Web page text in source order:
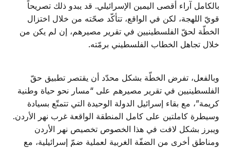
بالكامل آراء أقصى اليمين الإسرائيلي. قد يبدو ذلك تصريحاً
قويّ اللهجة، لكن في الواقع، تتأكّد صحّته من خلال اختزال
الخطّة لحقّ الفلسطينيين في تقرير مصيرهم، إن لم يكن من
خلال تجاهل الخطاب الفلسطيني برمّته.
وبالفعل، تفرض الخطّة بشكل محدّد أن يقتصر تطبيق حقّ
الفلسطينيين في تقرير مصيرهم على “مسار نحو حياة وطنية
كريمة”، مع بقاء إسرائيل الدولة الوحيدة التي تتمتّع بسيادة
وسيطرة كاملتين على كامل المنطقة الواقعة غرب نهر الأردن.
ويبرز بشكل لافت في هذا الخصوص تخصيص نهر الأردن
ومناطق أخرى من الضفّة الغربية لعملية ضمّ إسرائيلية، مع